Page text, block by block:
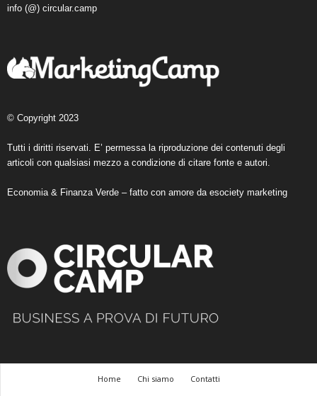
info (@) circular.camp
© Copyright 2023
Tutti i diritti riservati. E’ permessa la riproduzione dei contenuti degli
articoli con qualsiasi mezzo a condizione di citare fonte e autori.
Economia & Finanza Verde – fatto con amore da esociety marketing
Home Chi siamo
Contatti